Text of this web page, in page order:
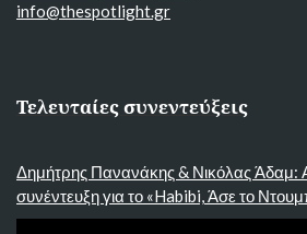
info@thespotlight.gr
Τελευταίες συνεντεύξεις
Δημήτρης Πανανάκης & Νικόλας Άδαμ:
συνέντευξη για το «Habibi, Άσε το